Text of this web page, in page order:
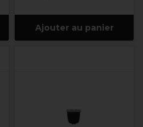
Ajouter au panier